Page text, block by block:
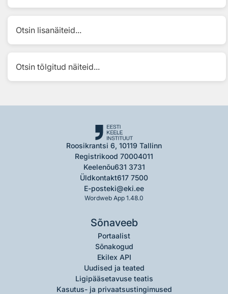
Otsin lisanäiteid...
Otsin tõlgitud näiteid...
Roosikrantsi 6, 10119 Tallinn
Registrikood 70004011
Keelenõu631 3731
Üldkontakt617 7500
E-posteki@eki.ee
Wordweb App 1.48.0
Sõnaveeb
Portaalist
Sõnakogud
Ekilex API
Uudised ja teated
Ligipääsetavuse teatis
Kasutus- ja privaatsustingimused